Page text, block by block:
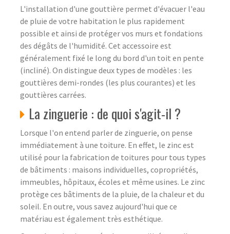
L'installation d'une gouttière permet d'évacuer l'eau
de pluie de votre habitation le plus rapidement
possible et ainsi de protéger vos murs et fondations
des dégâts de l'humidité. Cet accessoire est
généralement fixé le long du bord d'un toit en pente
(incliné). On distingue deux types de modèles : les
gouttières demi-rondes (les plus courantes) et les
gouttières carrées.
La zinguerie : de quoi s'agit-il ?
Lorsque l'on entend parler de zinguerie, on pense
immédiatement à une toiture. En effet, le zinc est
utilisé pour la fabrication de toitures pour tous types
de bâtiments : maisons individuelles, copropriétés,
immeubles, hôpitaux, écoles et même usines. Le zinc
protège ces bâtiments de la pluie, de la chaleur et du
soleil. En outre, vous savez aujourd'hui que ce
matériau est également très esthétique.